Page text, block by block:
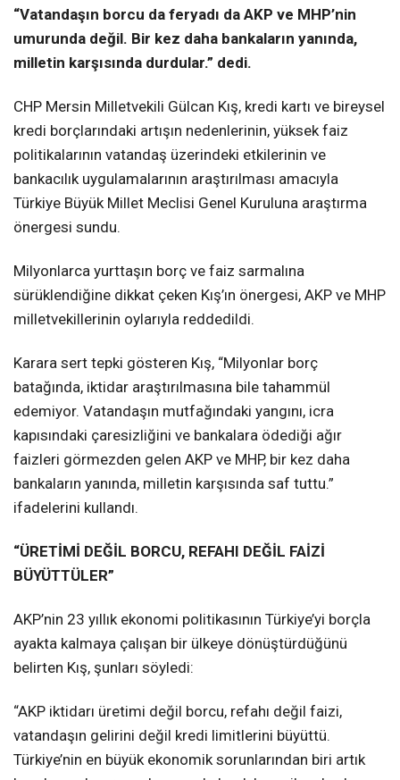
“Vatandaşın borcu da feryadı da AKP ve MHP’nin
umurunda değil. Bir kez daha bankaların yanında,
milletin karşısında durdular.” dedi.
CHP Mersin Milletvekili Gülcan Kış, kredi kartı ve bireysel
kredi borçlarındaki artışın nedenlerinin, yüksek faiz
politikalarının vatandaş üzerindeki etkilerinin ve
bankacılık uygulamalarının araştırılması amacıyla
Türkiye Büyük Millet Meclisi Genel Kuruluna araştırma
önergesi sundu.
Milyonlarca yurttaşın borç ve faiz sarmalına
sürüklendiğine dikkat çeken Kış’ın önergesi, AKP ve MHP
milletvekillerinin oylarıyla reddedildi.
Karara sert tepki gösteren Kış, “Milyonlar borç
batağında, iktidar araştırılmasına bile tahammül
edemiyor. Vatandaşın mutfağındaki yangını, icra
kapısındaki çaresizliğini ve bankalara ödediği ağır
faizleri görmezden gelen AKP ve MHP, bir kez daha
bankaların yanında, milletin karşısında saf tuttu.”
ifadelerini kullandı.
“ÜRETİMİ DEĞİL BORCU, REFAHI DEĞİL FAİZİ
BÜYÜTTÜLER”
AKP’nin 23 yıllık ekonomi politikasının Türkiye’yi borçla
ayakta kalmaya çalışan bir ülkeye dönüştürdüğünü
belirten Kış, şunları söyledi:
“AKP iktidarı üretimi değil borcu, refahı değil faizi,
vatandaşın gelirini değil kredi limitlerini büyüttü.
Türkiye’nin en büyük ekonomik sorunlarından biri artık